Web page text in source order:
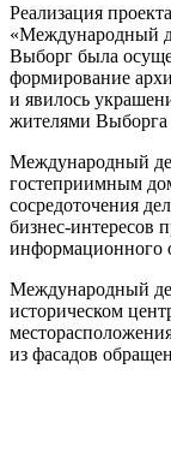
Реализация
«Международный
Выборг была
формирование
и явилось
жителями Выборга
Международный
гостеприимным
сосредоточения
бизнес-интересов
информационного
Международный
историческом
из фасадов